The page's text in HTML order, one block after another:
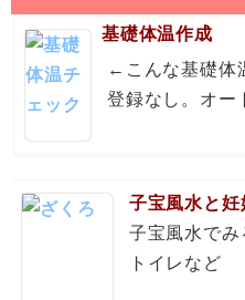
基礎体温作成
←こんな基礎体
登録なし。オー
子宝風水と妊
子宝風水でみ
トイレなど